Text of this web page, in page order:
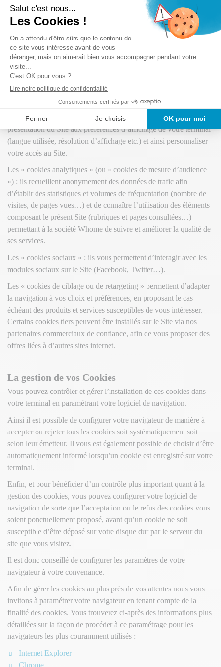
informations relatives à sa navigation sur les sites.
Les cookies émis sur ce Site
Les « cookies indispensables » au fonctionnement du Site : ils
permettent de mémoriser des informations saisies dans les
formulaires, gérer et sécuriser l’accès à des espaces réservés
(inscription ou accès à votre compte, service demandé, contenu
d’un panier de commande etc.).
Les « cookies fonctionnels » : ils permettent d’adapter la
présentation du Site aux préférences d’affichage de votre terminal
(langue utilisée, résolution d’affichage etc.) et ainsi personnaliser
votre accès au Site.
Les « cookies analytiques » (ou « cookies de mesure d’audience
») : ils recueillent anonymement des données de trafic afin
d’établir des statistiques et volumes de fréquentation (nombre de
visites, de pages vues…) et de connaître l’utilisation des éléments
composant le présent Site (rubriques et pages consultées…)
permettant à la société Whome de suivre et améliorer la qualité de
ses services.
Les « cookies sociaux » : ils vous permettent d’interagir avec les
modules sociaux sur le Site (Facebook, Twitter…).
Les « cookies de ciblage ou de retargeting » permettent d’adapter
la navigation à vos choix et préférences, en proposant le cas
échéant des produits et services susceptibles de vous intéresser.
Certains cookies tiers peuvent être installés sur le Site via nos
partenaires commerciaux de confiance, afin de vous proposer des
offres liées à d’autres sites internet.
La gestion de vos Cookies
Vous pouvez contrôler et gérer l’installation de ces cookies dans
votre terminal en paramétrant votre logiciel de navigation.
Ainsi il est possible de configurer votre navigateur de manière à
accepter ou rejeter tous les cookies soit systématiquement soit
selon leur émetteur. Il vous est également possible de choisir d’être
automatiquement informé lorsqu’un cookie est enregistré sur votre
terminal.
Enfin, et pour bénéficier d’un contrôle plus important quant à la
gestion des cookies, vous pouvez configurer votre logiciel de
navigation de sorte que l’acceptation ou le refus des cookies vous
soient ponctuellement proposé, avant qu’un cookie ne soit
susceptible d’être déposé sur votre disque dur par le serveur du
site que vous visitez.
Il est donc conseillé de configurer les paramètres de votre
navigateur à votre convenance.
Afin de gérer les cookies au plus près de vos attentes nous vous
invitons à paramétrer votre navigateur en tenant compte de la
finalité des cookies. Vous trouverez ci-après des informations plus
détaillées sur la façon de procéder à ce paramétrage pour les
navigateurs les plus couramment utilisés :
Internet Explorer
Chrome